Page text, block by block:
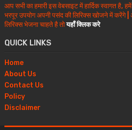
आप सभी का हमारी इस वेबसाइट में हार्दिक स्वागत है,
भरपूर उपयोग अपनी पसंद की लिरिक्स खोजने में
लिरिक्स भेजना चाहते है तोयहाँ क्लिक करे
QUICK LINKS
Home
About Us
Contact Us
Policy
Disclaimer